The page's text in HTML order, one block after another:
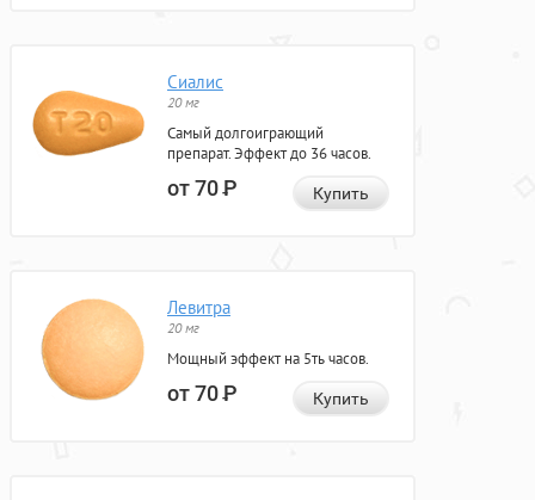
Сиалис
20 мг
Самый долгоиграющий
препарат. Эффект до 36 часов.
от 70Р Купить
Левитра
20 мг
Мощный эффект на 5ть часов.
от 70Р Купить